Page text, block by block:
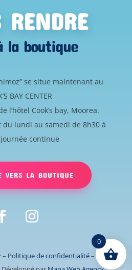
RENDRE
la boutique
se situe maintenant au
BAY CENTER
l’hôtel Cook’s bay, Moorea.
du lundi au samedi de 8h30 à
continue
VERS LA BOUTIQUE
– Politique de confidentialité–
0